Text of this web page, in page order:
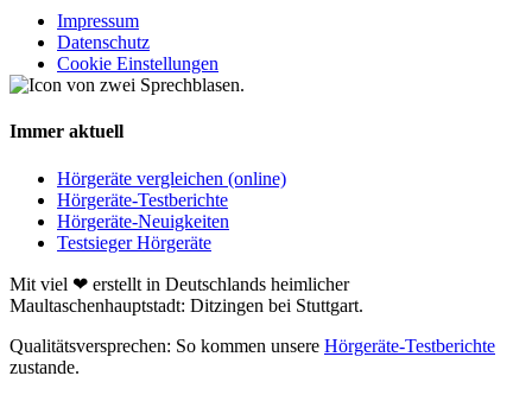
Impressum
Datenschutz
Cookie Einstellungen
Immer aktuell
Hörgeräte vergleichen (online)
Hörgeräte-Testberichte
Hörgeräte-Neuigkeiten
Testsieger Hörgeräte
Mit viel ❤ erstellt in Deutschlands heimlicher
Maultaschenhauptstadt: Ditzingen bei Stuttgart.
Qualitätsversprechen: So kommen unsere Hörgeräte-Testberichte
zustande.